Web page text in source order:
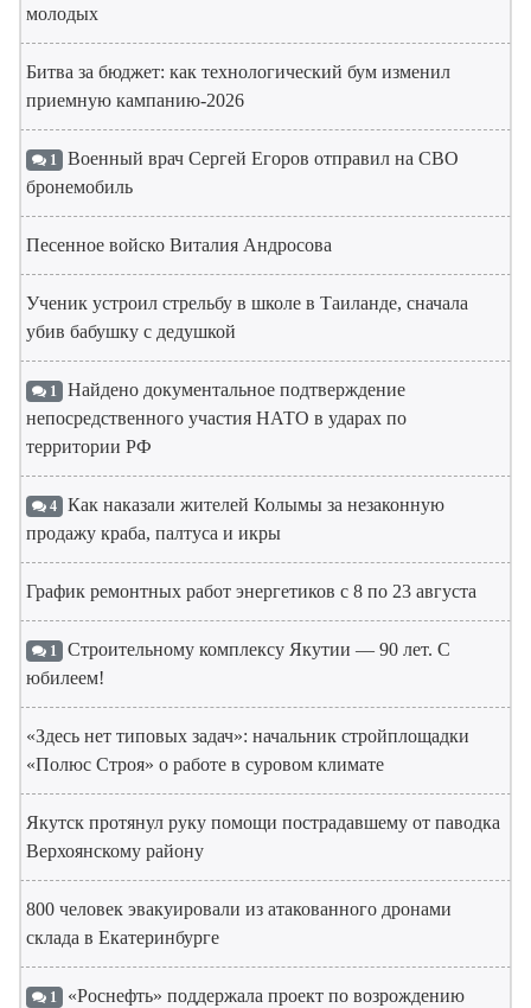
молодых
Битва за бюджет: как технологический бум изменил
приемную кампанию-2026
1 Военный врач Сергей Егоров отправил на СВО
бронемобиль
Песенное войско Виталия Андросова
Ученик устроил стрельбу в школе в Таиланде, сначала
убив бабушку с дедушкой
1 Найдено документальное подтверждение
непосредственного участия НАТО в ударах по
территории РФ
4 Как наказали жителей Колымы за незаконную
продажу краба, палтуса и икры
График ремонтных работ энергетиков с 8 по 23 августа
1 Строительному комплексу Якутии — 90 лет. С
юбилеем!
«Здесь нет типовых задач»: начальник стройплощадки
«Полюс Строя» о работе в суровом климате
Якутск протянул руку помощи пострадавшему от паводка
Верхоянскому району
800 человек эвакуировали из атакованного дронами
склада в Екатеринбурге
1 «Роснефть» поддержала проект по возрождению